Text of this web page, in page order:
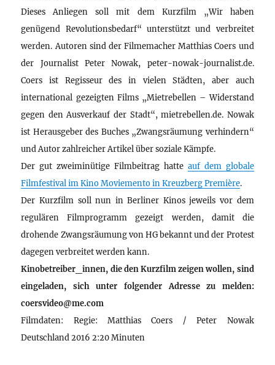
Dieses Anliegen soll mit dem Kurzfilm „Wir haben
genügend Revolutionsbedarf“ unterstützt und verbreitet
werden. Autoren sind der Filmemacher Matthias Coers und
der Journalist Peter Nowak, peter-nowak-journalist.de.
Coers ist Regisseur des in vielen Städten, aber auch
international gezeigten Films „Mietrebellen – Widerstand
gegen den Ausverkauf der Stadt“, mietrebellen.de. Nowak
ist Herausgeber des Buches „Zwangsräumung verhindern“
und Autor zahlreicher Artikel über soziale Kämpfe.
Der gut zweiminütige Filmbeitrag hatte auf dem globale
Filmfestival im Kino Moviemento in Kreuzberg Première.
Der Kurzfilm soll nun in Berliner Kinos jeweils vor dem
regulären Filmprogramm gezeigt werden, damit die
drohende Zwangsräumung von HG bekannt und der Protest
dagegen verbreitet werden kann.
Kinobetreiber_innen, die den Kurzfilm zeigen wollen, sind
eingeladen, sich unter folgender Adresse zu melden:
coersvideo@me.com
Filmdaten: Regie: Matthias Coers / Peter Nowak
Deutschland 2016 2:20 Minuten